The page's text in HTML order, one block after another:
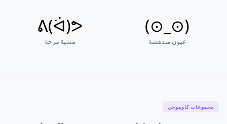
(⊙_⊙)
عيون مندهشة
ᕕ(ᐛ)ᕗ
مشية مرحة
مجموعات كاوموجي